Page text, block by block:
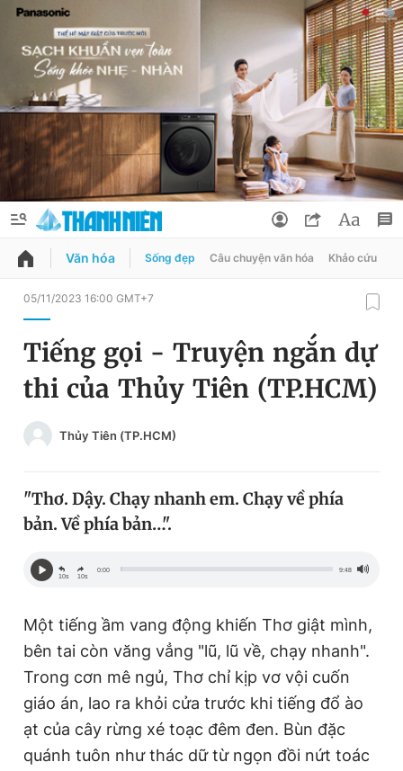
QUẢNG CÁO
Chuyên mục
Chuyên mục khác
Tin thị trường
Video
Sản phẩm khác
Tiện ích Bạn cần biết
Thông tin tòa soạn Liên hệ quảng cáo
Đổi mật khẩu
Tin đã lưu
Tin đã xem
Đăng xuất
Văn hóa Sống đẹp Câu chuyện văn hóa Khảo cứu
05/11/2023 16:00 GMT+7
Tiếng gọi - Truyện ngắn dự
thi của Thủy Tiên (TP.HCM)
Thủy Tiên (TP.HCM)
"Thơ. Dậy. Chạy nhanh em. Chạy về phía
bản. Về phía bản…".
10s 10s
0:00 9:48
Một tiếng ầm vang động khiến Thơ giật mình,
bên tai còn văng vẳng "lũ, lũ về, chạy nhanh".
Trong cơn mê ngủ, Thơ chỉ kịp vơ vội cuốn
giáo án, lao ra khỏi cửa trước khi tiếng đổ ào
ạt của cây rừng xé toạc đêm đen. Bùn đặc
quánh tuôn như thác dữ từ ngọn đồi nứt toác